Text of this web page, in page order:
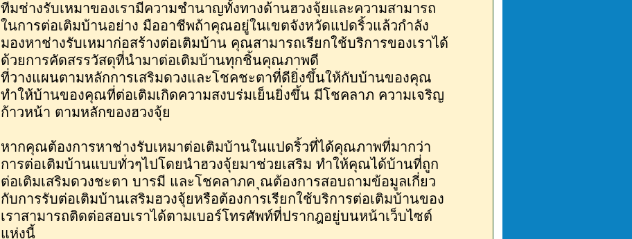
ทีมช่างรับเหมาของเรามีความชำนาญทั้งทางด้านฮวงจุ้ยและความสามารถ
ในการต่อเติมบ้านอย่าง มืออาชีพถ้าคุณอยู่ในเขตจังหวัดแปดริ้วแล้วกำลัง
มองหาช่างรับเหมาก่อสร้างต่อเติมบ้าน คุณสามารถเรียกใช้บริการของเราได้
ด้วยการคัดสรรวัสดุที่นำมาต่อเติมบ้านทุกชิ้นคุณภาพดี
ที่วางแผนตามหลักการเสริมดวงและโชคชะตาที่ดียิ่งขึ้นให้กับบ้านของคุณ
ทำให้บ้านของคุณที่ต่อเติมเกิดความสงบร่มเย็นยิ่งขึ้น มีโชคลาภ ความเจริญ
ก้าวหน้า ตามหลักของฮวงจุ้ย
หากคุณต้องการหาช่างรับเหมาต่อเติมบ้านในแปดริ้วที่ได้คุณภาพที่มากว่า
การต่อเติมบ้านแบบทั่วๆไปโดยนำฮวงจุ้ยมาช่วยเสริม ทำให้คุณได้บ้านที่ถูก
ต่อเติมเสริมดวงชะตา บารมี และโชคลาภค ุณต้องการสอบถามข้อมูลเกี่ยว
กับการรับต่อเติมบ้านเสริมฮวงจุ้ยหรือต้องการเรียกใช้บริการต่อเติมบ้านของ
เราสามารถติดต่อสอบเราได้ตามเบอร์โทรศัพท์ที่ปรากฎอยู่บนหน้าเว็บไซต์
แห่งนี้